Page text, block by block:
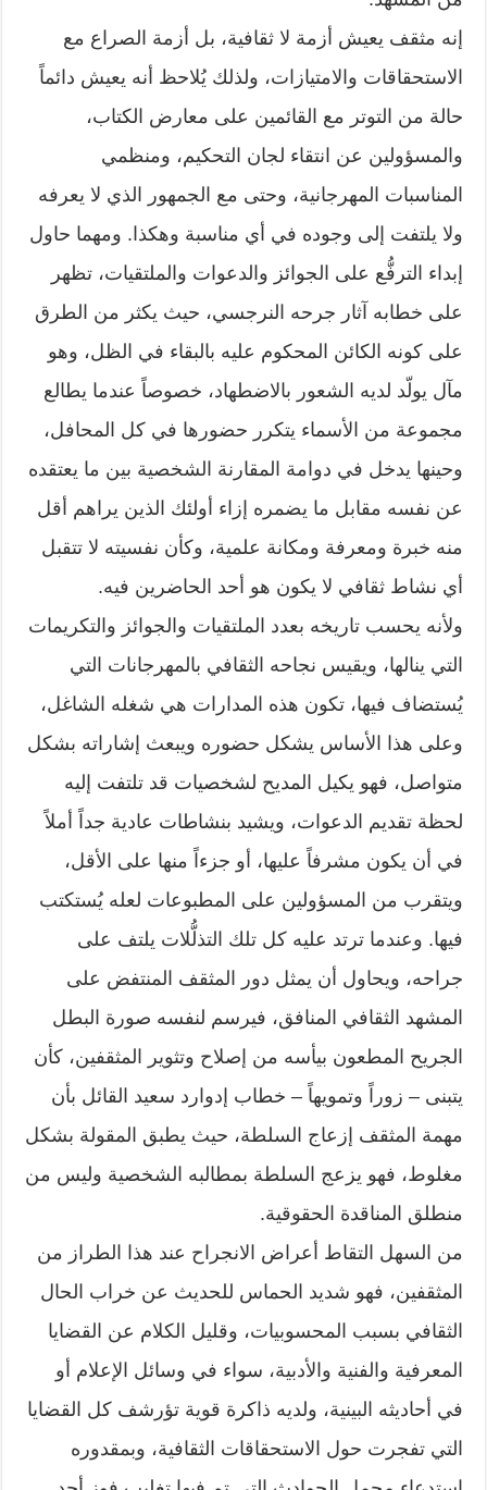
إنه مثقف يعيش أزمة لا ثقافية، بل أزمة الصراع مع
الاستحقاقات والامتيازات، ولذلك يُلاحظ أنه يعيش دائماً
حالة من التوتر مع القائمين على معارض الكتاب،
والمسؤولين عن انتقاء لجان التحكيم، ومنظمي
المناسبات المهرجانية، وحتى مع الجمهور الذي لا يعرفه
ولا يلتفت إلى وجوده في أي مناسبة وهكذا. ومهما حاول
إبداء الترفُّع على الجوائز والدعوات والملتقيات، تظهر
على خطابه آثار جرحه النرجسي، حيث يكثر من الطرق
على كونه الكائن المحكوم عليه بالبقاء في الظل، وهو
مآل يولّد لديه الشعور بالاضطهاد، خصوصاً عندما يطالع
مجموعة من الأسماء يتكرر حضورها في كل المحافل،
وحينها يدخل في دوامة المقارنة الشخصية بين ما يعتقده
عن نفسه مقابل ما يضمره إزاء أولئك الذين يراهم أقل
منه خبرة ومعرفة ومكانة علمية، وكأن نفسيته لا تتقبل
أي نشاط ثقافي لا يكون هو أحد الحاضرين فيه.
ولأنه يحسب تاريخه بعدد الملتقيات والجوائز والتكريمات
التي ينالها، ويقيس نجاحه الثقافي بالمهرجانات التي
يُستضاف فيها، تكون هذه المدارات هي شغله الشاغل،
وعلى هذا الأساس يشكل حضوره ويبعث إشاراته بشكل
متواصل، فهو يكيل المديح لشخصيات قد تلتفت إليه
لحظة تقديم الدعوات، ويشيد بنشاطات عادية جداً أملاً
في أن يكون مشرفاً عليها، أو جزءاً منها على الأقل،
ويتقرب من المسؤولين على المطبوعات لعله يُستكتب
فيها. وعندما ترتد عليه كل تلك التذلُّلات يلتف على
جراحه، ويحاول أن يمثل دور المثقف المنتفض على
المشهد الثقافي المنافق، فيرسم لنفسه صورة البطل
الجريح المطعون بيأسه من إصلاح وتثوير المثقفين، كأن
يتبنى – زوراً وتمويهاً – خطاب إدوارد سعيد القائل بأن
مهمة المثقف إزعاج السلطة، حيث يطبق المقولة بشكل
مغلوط، فهو يزعج السلطة بمطالبه الشخصية وليس من
منطلق المناقدة الحقوقية.
من السهل التقاط أعراض الانجراح عند هذا الطراز من
المثقفين، فهو شديد الحماس للحديث عن خراب الحال
الثقافي بسبب المحسوبيات، وقليل الكلام عن القضايا
المعرفية والفنية والأدبية، سواء في وسائل الإعلام أو
في أحاديثه البينية، ولديه ذاكرة قوية تؤرشف كل القضايا
التي تفجرت حول الاستحقاقات الثقافية، وبمقدوره